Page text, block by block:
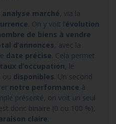
analyse marché, via la
. On y voit l’évolution
de biens à vendre
d’annonces, avec la
date précise . Cela permet
taux d’occupation, le
ou disponibles . Un second
notre performance à
présenté, on voit un seul
donc binaire (0 ou 100 %),
claire